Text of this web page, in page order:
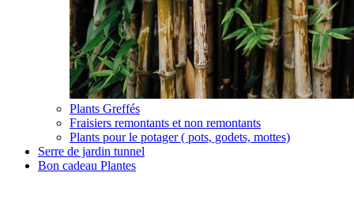
Plants Greffés
Fraisiers remontants et non remontants
Plants pour le potager ( pots, godets, mottes)
Serre de jardin tunnel
Bon cadeau Plantes